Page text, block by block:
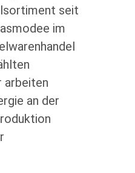
seit
im
arbeiten
an der